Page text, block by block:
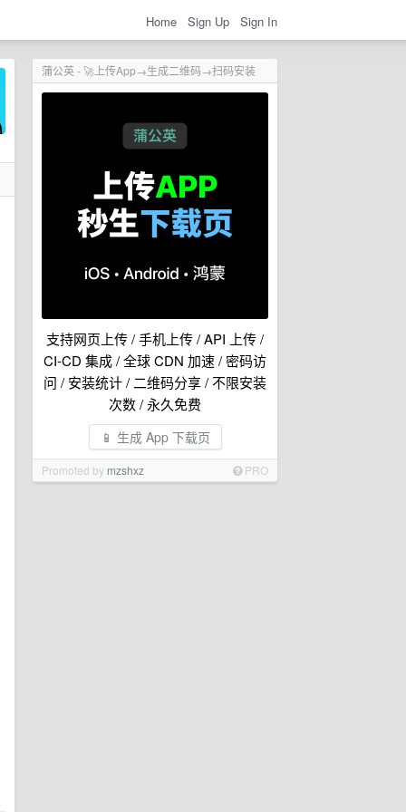
Home Sign Up Sign In
蒲公英 - 🚀上传App→生成二维码→扫码安装
支持网页上传 / 手机上传 / API 上传 /
CI-CD 集成 / 全球 CDN 加速 / 密码访
问 / 安装统计 / 二维码分享 / 不限安装
次数 / 永久免费
📱 生成 App 下载页
Promoted by mzshxz PRO